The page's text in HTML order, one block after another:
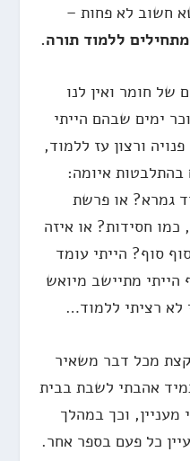
חשוב לא פחות –
ללמוד תורה.
של חומר ואין לנו
ימים שבהם הייתי
ורצון עז ללמוד,
בהתלבטות איומה:
גמרא? או פרשת
חסידות? או איזה
סוף? הייתי עומד
מתיישב מיואש
רציתי ללמוד…
קצת מכל דבר משאיר
אהבתי לשבת בבית
מעניין, וכך במהלך
כל פעם בספר אחר.